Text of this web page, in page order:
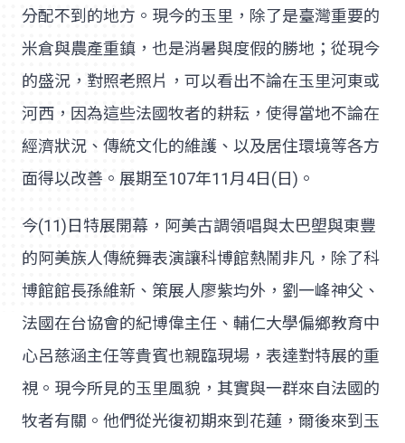
分配不到的地方。現今的玉里，除了是臺灣重要的
米倉與農產重鎮，也是消暑與度假的勝地；從現今
的盛況，對照老照片，可以看出不論在玉里河東或
河西，因為這些法國牧者的耕耘，使得當地不論在
經濟狀況、傳統文化的維護、以及居住環境等各方
面得以改善。展期至107年11月4日(日)。
今(11)日特展開幕，阿美古調領唱與太巴塱與東豐
的阿美族人傳統舞表演讓科博館熱鬧非凡，除了科
博館館長孫維新、策展人廖紫均外，劉一峰神父、
法國在台協會的紀博偉主任、輔仁大學偏鄉教育中
心呂慈涵主任等貴賓也親臨現場，表達對特展的重
視。現今所見的玉里風貌，其實與一群來自法國的
牧者有關。他們從光復初期來到花蓮，爾後來到玉